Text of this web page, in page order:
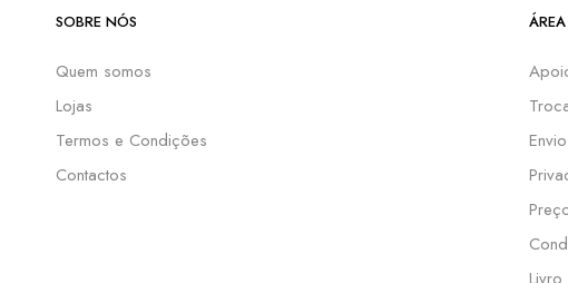
SOBRE NÓS
Quem somos
Lojas
Termos e Condições
Contactos